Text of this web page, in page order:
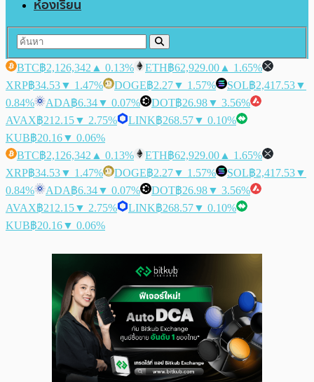
ห้องเรียน
BTC฿2,126,342 ▲ 0.13% ETH฿62,929.00 ▲ 1.65%
XRP฿34.53▼ 1.47% DOGE฿2.27▼ 1.57% SOL฿2,417.53▼
0.84%
ADA฿6.34▼ 0.07% DOT฿26.98▼ 3.56%
AVAX฿212.15▼ 2.75% LINK฿268.57▼ 0.10%
KUB฿20.16▼ 0.06%
BTC฿2,126,342 ▲ 0.13% ETH฿62,929.00 ▲ 1.65%
XRP฿34.53▼ 1.47% DOGE฿2.27▼ 1.57% SOL฿2,417.53▼
0.84%
ADA฿6.34▼ 0.07% DOT฿26.98▼ 3.56%
AVAX฿212.15▼ 2.75% LINK฿268.57▼ 0.10%
KUB฿20.16▼ 0.06%